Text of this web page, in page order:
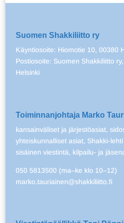
Suomen Shakkiliitto ry
Käyntiosoite: Hiomotie 10, 00380
Postiosoite: Suomen Shakkiliitto
Helsinki
Toiminnanjohtaja Marko
kansainväliset ja järjestöasiat,
yhteiskunnalliset asiat, Shakki-
sisäinen viestintä, kilpailu- ja
050 5813500 (ma–ke klo 10–12)
marko.tauriainen@shakkiliitto.fi